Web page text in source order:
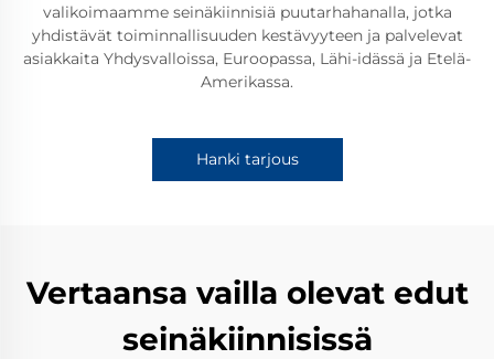
valikoimaamme seinäkiinnisiä puutarhahanalla, jotka
yhdistävät toiminnallisuuden kestävyyteen ja palvelevat
asiakkaita Yhdysvalloissa, Euroopassa, Lähi-idässä ja Etelä-
Amerikassa.
Hanki tarjous
Vertaansa vailla olevat edut
seinäkiinnisissä